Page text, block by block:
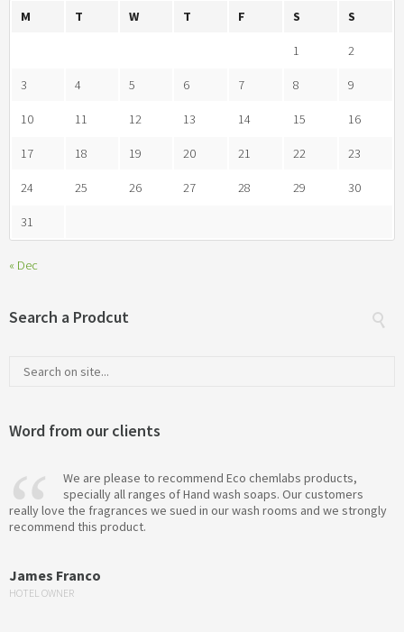
M
T W T F S S
1 2
3 4 5 6 7 8 9
10 11 12 13 14 15 16
17 18 19 20 21 22 23
24 25 26 27 28 29 30
31
« Dec
Search a Prodcut
Word from our clients
We are please to recommend Eco chemlabs products,
specially all ranges of Hand wash soaps. Our customers
really love the fragrances we sued in our wash rooms and we strongly
recommend this product.
James Franco
HOTEL OWNER